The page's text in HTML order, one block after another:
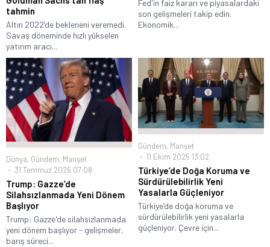
tahmin
Altın 2022’de bekleneni veremedi.
Savaş döneminde hızlı yükselen
yatırım aracı...
Fed'in faiz kararı ve piyasalardaki
son gelişmeleri takip edin.
Ekonomik...
Dünya, Gündem, Manşet
31 Temmuz 2026 07:08
Trump: Gazze’de
Silahsızlanmada Yeni Dönem
Başlıyor
Trump: Gazze'de silahsızlanmada
yeni dönem başlıyor - gelişmeler,
barış süreci...
Gündem, Manşet
11 Ekim 2025 13:02
Türkiye’de Doğa Koruma ve
Sürdürülebilirlik Yeni
Yasalarla Güçleniyor
Türkiye’de doğa koruma ve
sürdürülebilirlik yeni yasalarla
güçleniyor. Çevre için...